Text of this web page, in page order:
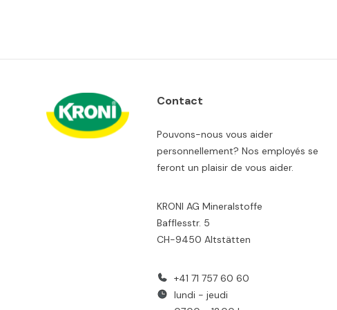
Contact
Pouvons-nous vous aider
personnellement? Nos employés se
feront un plaisir de vous aider.
KRONI AG Mineralstoffe
Bafflesstr. 5
CH-9450 Altstätten
+41 71 757 60 60
lundi - jeudi